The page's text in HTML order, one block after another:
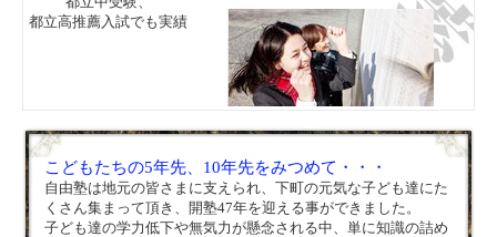
都立高推薦入試でも実績
こどもたちの5年先、10年先をみつめて・・・
自由塾は地元の皆さまに支えられ、下町の元気な子ども達にた
くさん集まって頂き、開塾47年を迎える事ができました。
子ども達の学力低下や無気力が懸念される中、単に知識の詰め